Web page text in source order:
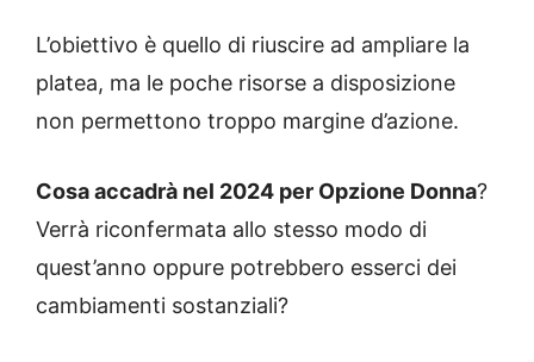
L’obiettivo è quello di riuscire ad ampliare la
platea, ma le poche risorse a disposizione
non permettono troppo margine d’azione.
Cosa accadrà nel 2024 per Opzione Donna?
Verrà riconfermata allo stesso modo di
quest’anno oppure potrebbero esserci dei
cambiamenti sostanziali?